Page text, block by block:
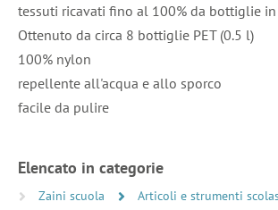
tessuti ricavati fino al 100% da bottiglie in
Ottenuto da circa 8 bottiglie PET (0.5 l)
100% nylon
repellente all'acqua e allo sporco
facile da pulire
Elencato in categorie
Zaini scuola Articoli e strumenti